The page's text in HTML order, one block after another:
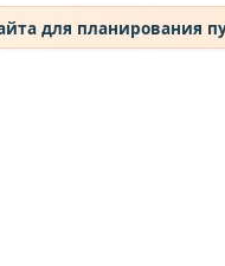
для планирования